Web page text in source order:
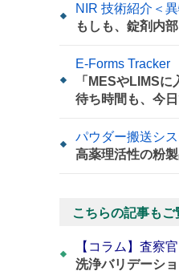
NIR 技術紹介＜
もしも、錠剤内
E-Forms Tracker
「MESやLIMS
待ち時間も、今
パウダー搬送シ
高薬理活性の粉
こちらの記事も
【コラム】査察
洗浄バリデーシ